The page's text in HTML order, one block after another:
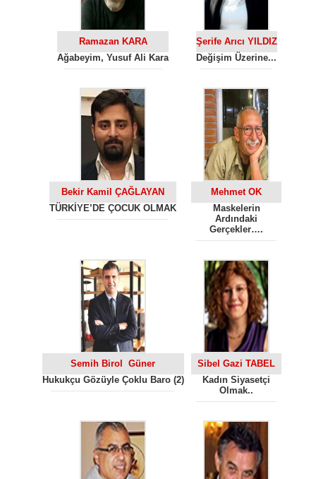
Ramazan KARA
Ağabeyim, Yusuf Ali Kara
Şerife Arıcı YILDIZ
Değişim Üzerine...
Bekir Kamil ÇAĞLAYAN
TÜRKİYE’DE ÇOCUK OLMAK
Mehmet OK
Maskelerin
Ardındaki
Gerçekler….
Semih Birol Güner
Hukukçu Gözüyle Çoklu Baro (2)
Sibel Gazi TABEL
Kadın Siyasetçi
Olmak..